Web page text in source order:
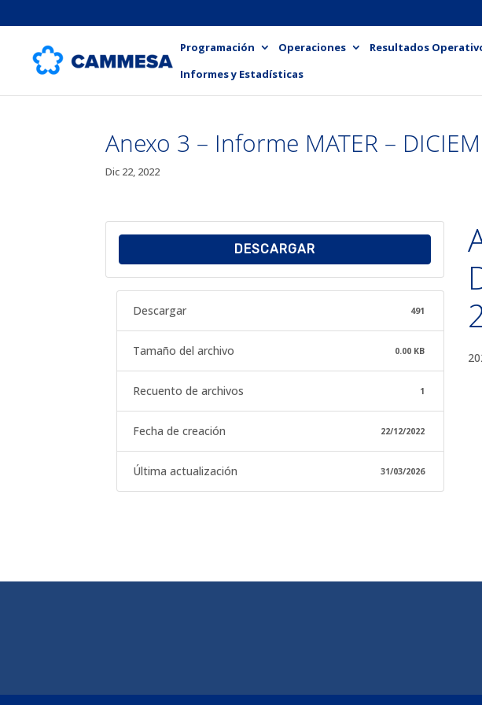
Programación Operaciones Resultados
Informes y Estadísticas
Anexo 3 – Informe MATER –
Dic 22, 2022
DESCARGAR
Descargar 491
Tamaño del archivo 0.00 KB
Recuento de archivos 1
Fecha de creación 22/12/2022
Última actualización 31/03/2026